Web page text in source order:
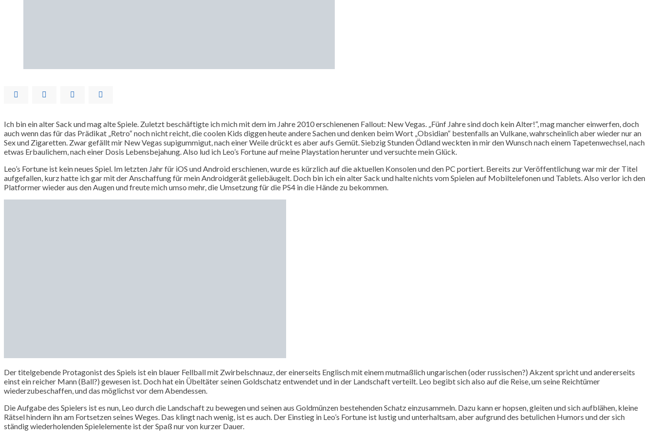
Ich bin ein alter Sack und mag alte Spiele. Zuletzt beschäftigte ich mich mit dem im Jahre 2010 erschienenen Fallout: New Vegas. „Fünf Jahre sind doch kein Alter!“, mag mancher einwerfen, doch
auch wenn das für das Prädikat „Retro“ noch nicht reicht, die coolen Kids diggen heute andere Sachen und denken beim Wort „Obsidian“ bestenfalls an Vulkane, wahrscheinlich aber wieder nur an
Sex und Zigaretten. Zwar gefällt mir New Vegas supigummigut, nach einer Weile drückt es aber aufs Gemüt. Siebzig Stunden Ödland weckten in mir den Wunsch nach einem Tapetenwechsel, nach
etwas Erbaulichem, nach einer Dosis Lebensbejahung. Also lud ich Leo’s Fortune auf meine Playstation herunter und versuchte mein Glück.
Leo’s Fortune ist kein neues Spiel. Im letzten Jahr für iOS und Android erschienen, wurde es kürzlich auf die aktuellen Konsolen und den PC portiert. Bereits zur Veröffentlichung war mir der Titel
aufgefallen, kurz hatte ich gar mit der Anschaffung für mein Androidgerät geliebäugelt. Doch bin ich ein alter Sack und halte nichts vom Spielen auf Mobiltelefonen und Tablets. Also verlor ich den
Platformer wieder aus den Augen und freute mich umso mehr, die Umsetzung für die PS4 in die Hände zu bekommen.
Der titelgebende Protagonist des Spiels ist ein blauer Fellball mit Zwirbelschnauz, der einerseits Englisch mit einem mutmaßlich ungarischen (oder russischen?) Akzent spricht und andererseits
einst ein reicher Mann (Ball?) gewesen ist. Doch hat ein Übeltäter seinen Goldschatz entwendet und in der Landschaft verteilt. Leo begibt sich also auf die Reise, um seine Reichtümer
wiederzubeschaffen, und das möglichst vor dem Abendessen.
Die Aufgabe des Spielers ist es nun, Leo durch die Landschaft zu bewegen und seinen aus Goldmünzen bestehenden Schatz einzusammeln. Dazu kann er hopsen, gleiten und sich aufblähen, kleine
Rätsel hindern ihn am Fortsetzen seines Weges. Das klingt nach wenig, ist es auch. Der Einstieg in Leo’s Fortune ist lustig und unterhaltsam, aber aufgrund des betulichen Humors und der sich
ständig wiederholenden Spielelemente ist der Spaß nur von kurzer Dauer.